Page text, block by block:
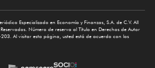
Especializado en Economía y Finanzas, S.A. de C.V. All
Número de reserva al Título en Derechos de Autor
Al visitar esta página, usted está de acuerdo con los